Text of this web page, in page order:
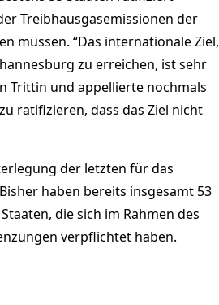
Treibhausgasemissionen der
müssen. “Das internationale Ziel,
zu erreichen, ist sehr
Trittin und appellierte nochmals
ratifizieren, dass das Ziel nicht
der letzten für das
haben bereits insgesamt 53
die sich im Rahmen des
verpflichtet haben.